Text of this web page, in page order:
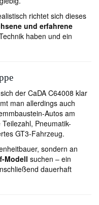
richtet sich dieses
und erfahrene
haben und ein
der CaDA C64008 klar
man allerdings auch
Autos am
Pneumatik-
GT3-Fahrzeug.
sondern an
Modell suchen – ein
dauerhaft